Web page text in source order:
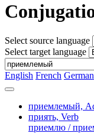
Select source language
Select target language
English French German
приемлемый,
приять, Verb
приемлю /